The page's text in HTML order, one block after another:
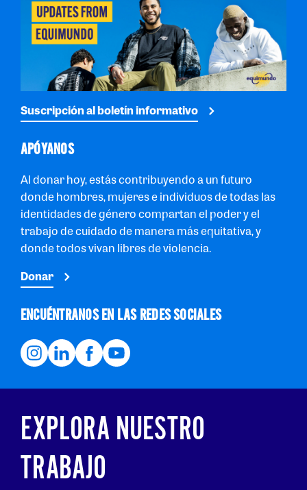
Suscripción al boletín informativo
APÓYANOS
Al donar hoy, estás contribuyendo a un futuro
donde hombres, mujeres e individuos de todas las
identidades de género compartan el poder y el
trabajo de cuidado de manera más equitativa, y
donde todos vivan libres de violencia.
Donar
ENCUÉNTRANOS EN LAS REDES SOCIALES
EXPLORA NUESTRO
TRABAJO